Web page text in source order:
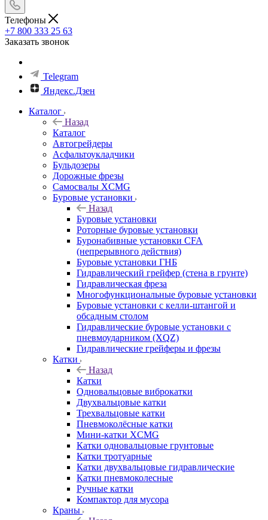
Телефоны
+7 800 333 25 63
Заказать звонок
Telegram
Яндекс.Дзен
Каталог
Назад
Каталог
Автогрейдеры
Асфальтоукладчики
Бульдозеры
Дорожные фрезы
Самосвалы XCMG
Буровые установки
Назад
Буровые установки
Роторные буровые установки
Буронабивные установки CFA
(непрерывного действия)
Буровые установки ГНБ
Гидравлический грейфер (стена в грунте)
Гидравлическая фреза
Многофункциональные буровые установки
Буровые установки с келли-штангой и
обсадным столом
Гидравлические буровые установки с
пневмоударником (XQZ)
Гидравлические грейферы и фрезы
Катки
Назад
Катки
Одновальцовые виброкатки
Двухвальцовые катки
Трехвальцовые катки
Пневмоколёсные катки
Мини-катки XCMG
Катки одновальцовые грунтовые
Катки тротуарные
Катки двухвальцовые гидравлические
Катки пневмоколесные
Ручные катки
Компактор для мусора
Краны